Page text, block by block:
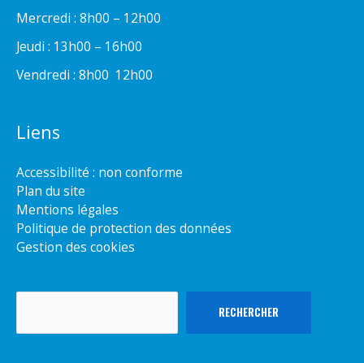
Mercredi : 8h00 – 12h00
Jeudi : 13h00 – 16h00
Vendredi : 8h00  12h00
Liens
Accessibilité : non conforme
Plan du site
Mentions légales
Politique de protection des données
Gestion des cookies
RECHERCHER